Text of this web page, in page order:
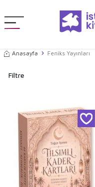
Anasayfa Feniks Yayınları
Filtre